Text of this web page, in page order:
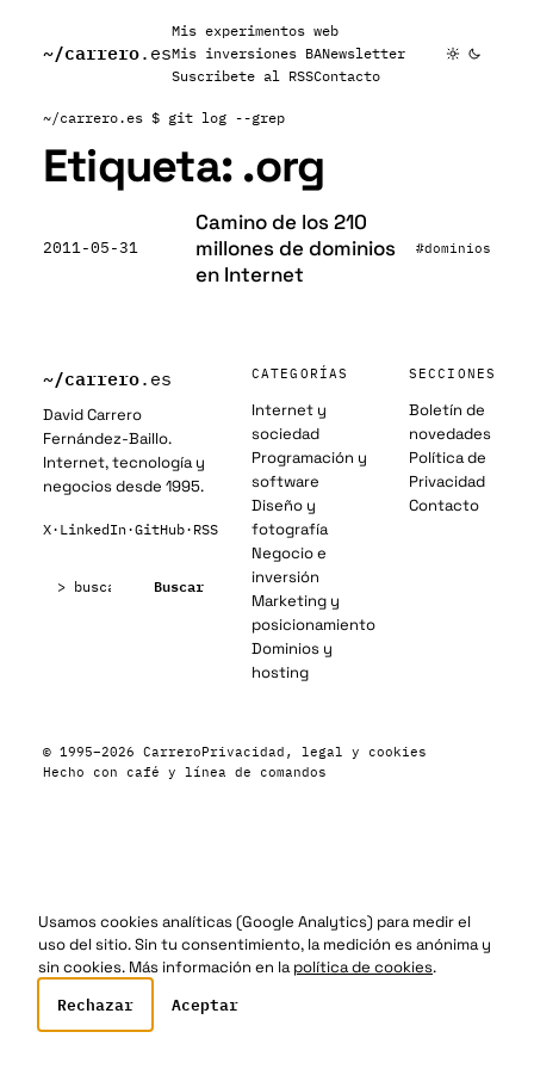
~/carrero.es
Mis experimentos web
Mis inversiones BANewsletter
Suscribete al RSSContacto
~/carrero.es $ git log --grep
Etiqueta: .org
2011-05-31
Camino de los 210
millones de dominios
en Internet
#dominios
~/carrero.es
David Carrero
Fernández-Baillo.
Internet, tecnología y
negocios desde 1995.
X· LinkedIn·GitHub· RSS
Buscar
CATEGORÍAS
Internet y
sociedad
Programación y
software
Diseño y
fotografía
Negocio e
inversión
Marketing y
posicionamiento
Dominios y
hosting
SECCIONES
Boletín de
novedades
Política de
Privacidad
Contacto
© 1995–2026 CarreroPrivacidad, legal y cookies
Hecho con café y línea de comandos
Usamos cookies analíticas (Google Analytics) para medir el
uso del sitio. Sin tu consentimiento, la medición es anónima y
sin cookies. Más información en lapolítica de cookies.
Rechazar Aceptar